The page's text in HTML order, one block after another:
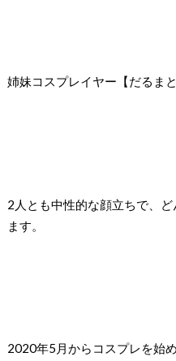
姉妹コスプレイヤー【だるまと
2人とも中性的な顔立ちで、
ます。
2020年5月からコスプレを始